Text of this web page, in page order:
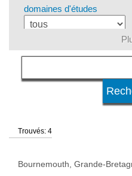
domaines d'études
langue
système d'études
Trouvés: 4
Bournemouth, Grande-